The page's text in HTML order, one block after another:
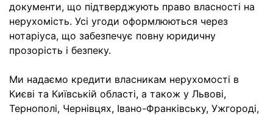
документи, що підтверджують право власності на
нерухомість. Усі угоди оформлюються через
нотаріуса, що забезпечує повну юридичну
прозорість і безпеку.
Ми надаємо кредити власникам нерухомості в
Києві та Київській області, а також у Львові,
Тернополі, Чернівцях, Івано-Франківську, Ужгороді,